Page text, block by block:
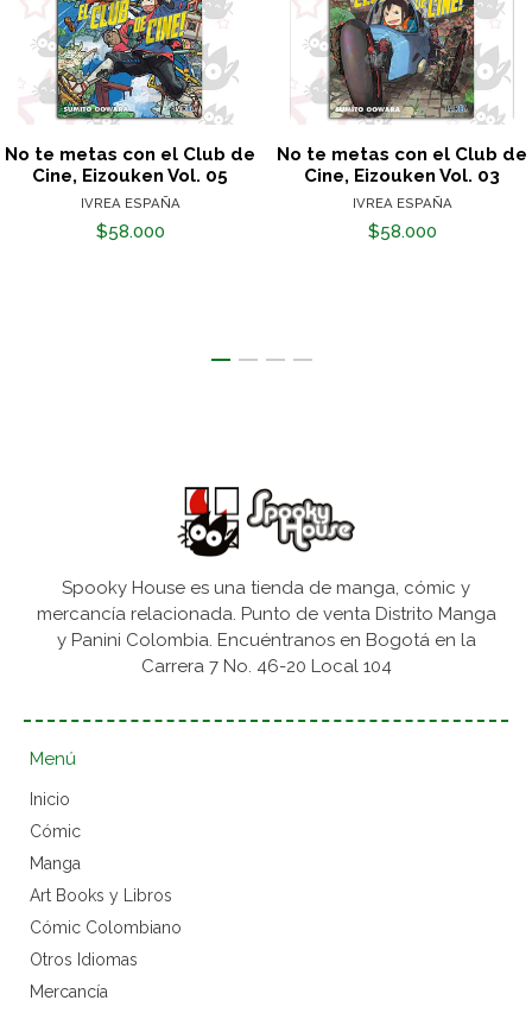
No te metas con el Club de
Cine, Eizouken Vol. 05
IVREA ESPAÑA
$58.000
No te metas con el Club de
Cine, Eizouken Vol. 03
IVREA ESPAÑA
$58.000
Spooky House es una tienda de manga, cómic y
mercancía relacionada. Punto de venta Distrito Manga
y Panini Colombia. Encuéntranos en Bogotá en la
Carrera 7 No. 46-20 Local 104
Menú
Inicio
Cómic
Manga
Art Books y Libros
Cómic Colombiano
Otros Idiomas
Mercancía